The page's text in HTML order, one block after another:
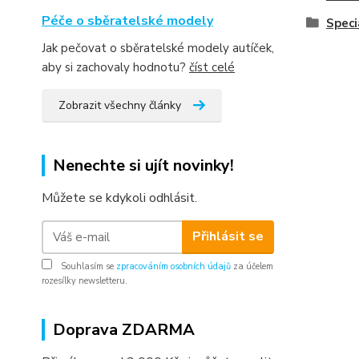
Péče o sběratelské modely
Jak pečovat o sběratelské modely autíček,
aby si zachovaly hodnotu? číst celé
Zobrazit všechny články
Nenechte si ujít novinky!
Můžete se kdykoli odhlásit.
Přihlásit se
Souhlasím se zpracováním osobních údajů za účelem
rozesílky newsletteru.
Doprava ZDARMA